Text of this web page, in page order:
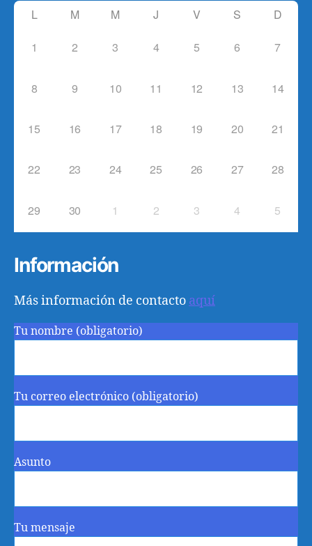
L M M J V S D
1 2 3 4 5 6 7
8 9 10 11 12 13 14
15 16 17 18 19 20 21
22 23 24 25 26 27 28
29 30 1 2 3 4 5
Información
Más información de contacto aquí
Tu nombre (obligatorio)
Tu correo electrónico (obligatorio)
Asunto
Tu mensaje